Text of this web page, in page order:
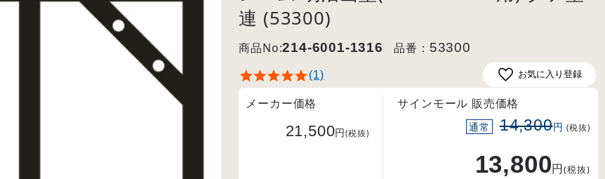
連 (53300)
商品No:214-6001-1316 品番： 53300
(1) お気に入り登録
メーカー価格
21,500円(税抜)
サインモール 販売価格
通常 14,300円(税抜)
13,800円(税抜)